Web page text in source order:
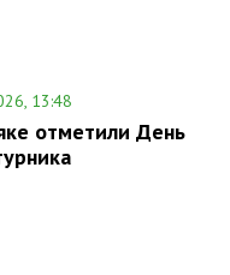
13:48
отметили День